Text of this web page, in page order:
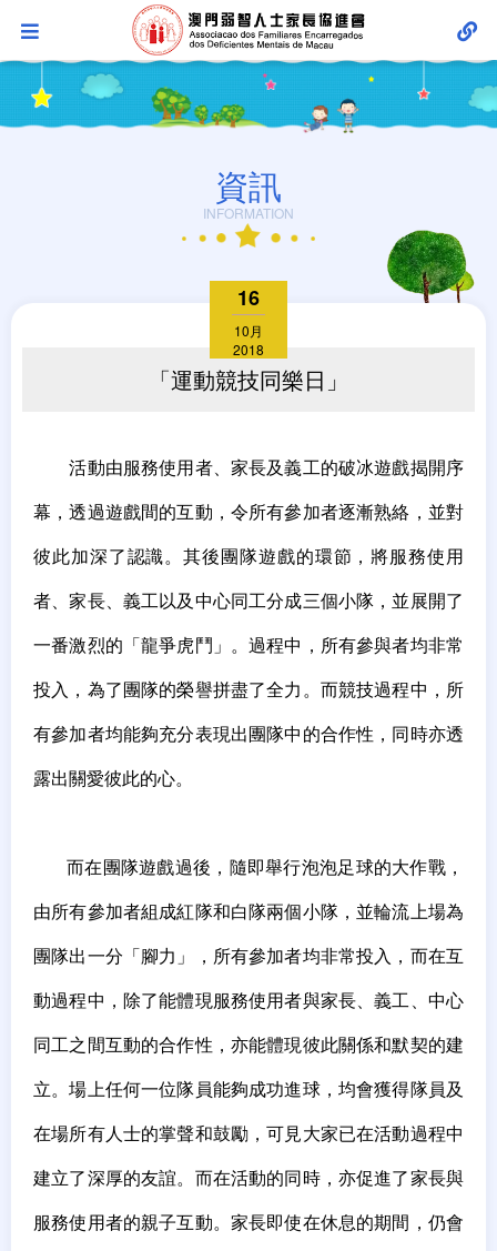
資訊
INFORMATION
16
10月
2018
「運動競技同樂日」
活動由服務使用者、家長及義工的破冰遊戲揭開序
幕，透過遊戲間的互動，令所有參加者逐漸熟絡，並對
彼此加深了認識。其後團隊遊戲的環節，將服務使用
者、家長、義工以及中心同工分成三個小隊，並展開了
一番激烈的「龍爭虎鬥」。過程中，所有參與者均非常
投入，為了團隊的榮譽拼盡了全力。而競技過程中，所
有參加者均能夠充分表現出團隊中的合作性，同時亦透
露出關愛彼此的心。
而在團隊遊戲過後，隨即舉行泡泡足球的大作戰，
由所有參加者組成紅隊和白隊兩個小隊，並輪流上場為
團隊出一分「腳力」，所有參加者均非常投入，而在互
動過程中，除了能體現服務使用者與家長、義工、中心
同工之間互動的合作性，亦能體現彼此關係和默契的建
立。場上任何一位隊員能夠成功進球，均會獲得隊員及
在場所有人士的掌聲和鼓勵，可見大家已在活動過程中
建立了深厚的友誼。而在活動的同時，亦促進了家長與
服務使用者的親子互動。家長即使在休息的期間，仍會